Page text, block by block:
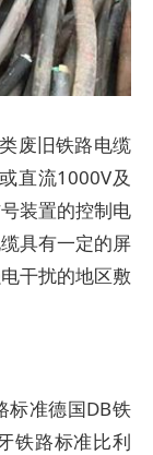
废旧铁路电缆
直流1000V及
装置的控制电
具有一定的屏
干扰的地区敷
标准德国DB铁
铁路标准比利